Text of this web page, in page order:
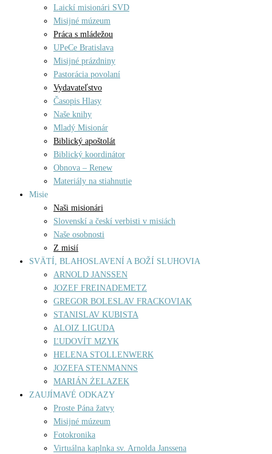
Laickí misionári SVD
Misijné múzeum
Práca s mládežou
UPeCe Bratislava
Misijné prázdniny
Pastorácia povolaní
Vydavateľstvo
Časopis Hlasy
Naše knihy
Mladý Misionár
Biblický apoštolát
Biblický koordinátor
Obnova – Renew
Materiály na stiahnutie
Misie
Naši misionári
Slovenskí a českí verbisti v misiách
Naše osobnosti
Z misií
SVÄTÍ, BLAHOSLAVENÍ A BOŽÍ SLUHOVIA
ARNOLD JANSSEN
JOZEF FREINADEMETZ
GREGOR BOLESLAV FRACKOVIAK
STANISLAV KUBISTA
ALOIZ LIGUDA
ĽUDOVÍT MZYK
HELENA STOLLENWERK
JOZEFA STENMANNS
MARIÁN ŻELAZEK
ZAUJÍMAVÉ ODKAZY
Proste Pána žatvy
Misijné múzeum
Fotokronika
Virtuálna kaplnka sv. Arnolda Janssena